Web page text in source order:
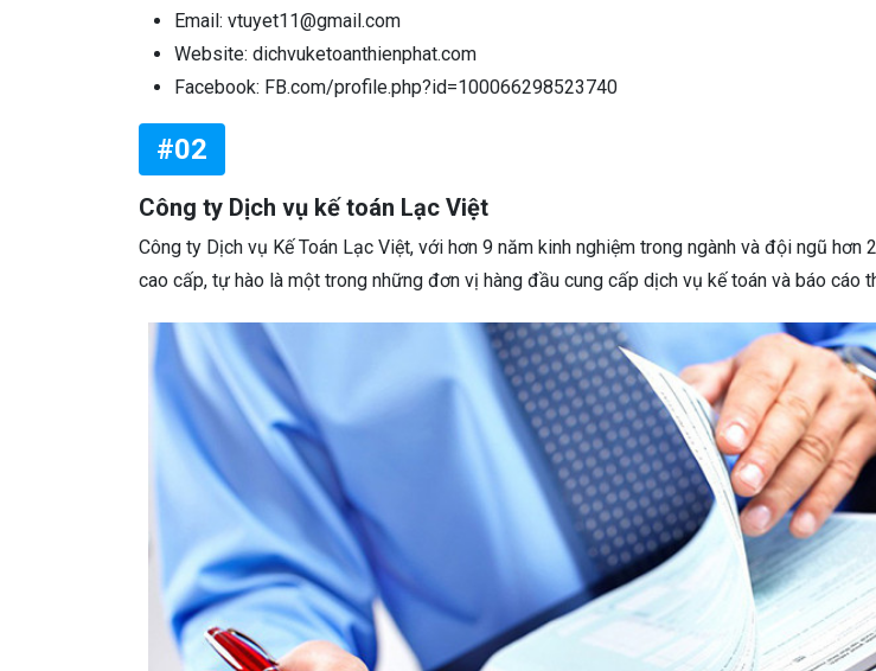
Email: vtuyet11@gmail.com
Website: dichvuketoanthienphat.com
Facebook: FB.com/profile.php?id=100066298523740
#02
Công ty Dịch vụ kế toán Lạc Việt
Công ty Dịch vụ Kế Toán Lạc Việt, với hơn 9 năm kinh nghiệm trong ngành và đội ngũ hơn
cao cấp, tự hào là một trong những đơn vị hàng đầu cung cấp dịch vụ kế toán và báo cáo